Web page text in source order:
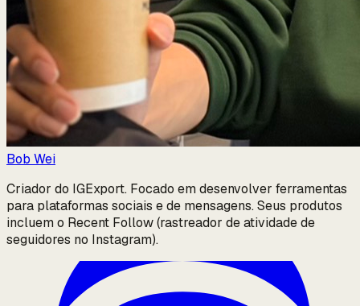
Bob Wei
Criador do IGExport. Focado em desenvolver ferramentas
para plataformas sociais e de mensagens. Seus produtos
incluem o Recent Follow (rastreador de atividade de
seguidores no Instagram).